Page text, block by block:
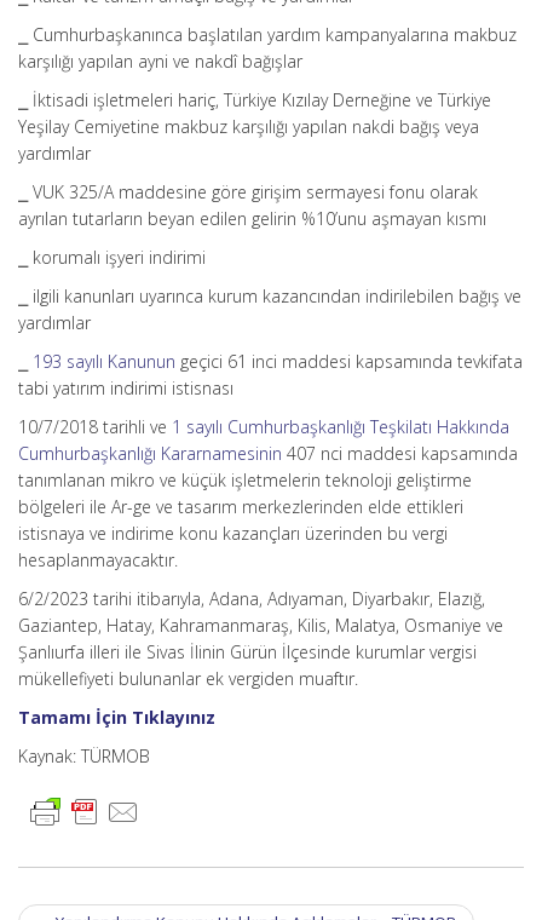
⎯ Cumhurbaşkanınca başlatılan yardım kampanyalarına makbuz
karşılığı yapılan ayni ve nakdî bağışlar
⎯ İktisadi işletmeleri hariç, Türkiye Kızılay Derneğine ve Türkiye
Yeşilay Cemiyetine makbuz karşılığı yapılan nakdi bağış veya
yardımlar
⎯ VUK 325/A maddesine göre girişim sermayesi fonu olarak
ayrılan tutarların beyan edilen gelirin %10’unu aşmayan kısmı
⎯ korumalı işyeri indirimi
⎯ ilgili kanunları uyarınca kurum kazancından indirilebilen bağış ve
yardımlar
193 sayılı Kanunun geçici 61 inci maddesi kapsamında tevkifata
tabi yatırım indirimi istisnası
10/7/2018 tarihli ve 1 sayılı Cumhurbaşkanlığı Teşkilatı Hakkında
Cumhurbaşkanlığı Kararnamesinin 407 nci maddesi kapsamında
tanımlanan mikro ve küçük işletmelerin teknoloji geliştirme
bölgeleri ile Ar-ge ve tasarım merkezlerinden elde ettikleri
istisnaya ve indirime konu kazançları üzerinden bu vergi
hesaplanmayacaktır.
6/2/2023 tarihi itibarıyla, Adana, Adıyaman, Diyarbakır, Elazığ,
Gaziantep, Hatay, Kahramanmaraş, Kilis, Malatya, Osmaniye ve
Şanlıurfa illeri ile Sivas İlinin Gürün İlçesinde kurumlar vergisi
mükellefiyeti bulunanlar ek vergiden muaftır.
Tamamı İçin Tıklayınız
Kaynak: TÜRMOB
Post